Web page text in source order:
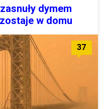
dymem
w domu
37